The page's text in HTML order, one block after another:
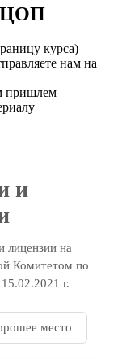
курса)
нам на
пришлем
и
на
Комитетом по
г.
место